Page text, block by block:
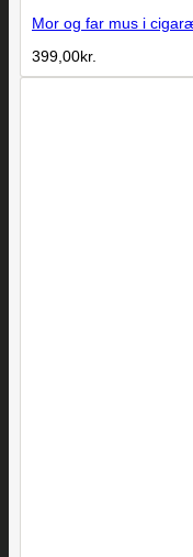
Mor og far mus i
399,00kr.